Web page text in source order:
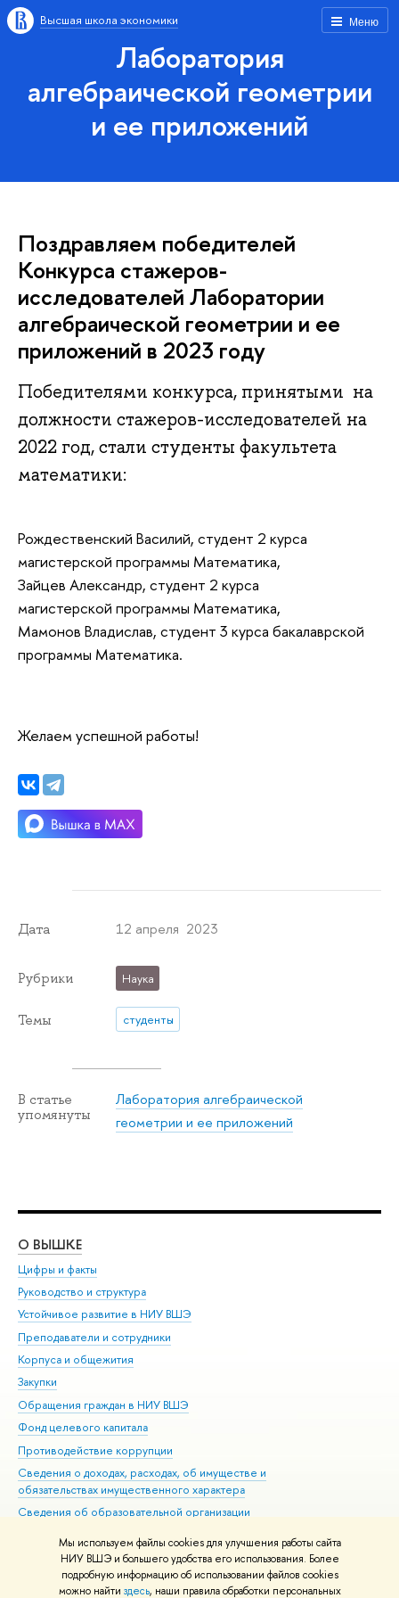
Мы используем файлы cookies для улучшения работы сайта
НИУ ВШЭ и большего удобства его использования. Более
подробную информацию об использовании файлов cookies
можно найти здесь, наши правила обработки персональных
Меню
Высшая школа экономики
Лаборатория
алгебраической геометрии
и ее приложений
Поздравляем победителей
Конкурса стажеров-
исследователей Лаборатории
алгебраической геометрии и ее
приложений в 2023 году
Победителями конкурса, принятыми на
должности стажеров-исследователей на
2022 год, стали студенты факультета
математики:
Рождественский Василий, студент 2 курса
магистерской программы Математика,
Зайцев Александр, студент 2 курса
магистерской программы Математика,
Мамонов Владислав, студент 3 курса бакалаврской
программы Математика.
Желаем успешной работы!
Дата 12 апреля 2023
Рубрики Наука
Темы студенты
В статье
упомянуты
Лаборатория алгебраической
геометрии и ее приложений
О ВЫШКЕ
Цифры и факты
Руководство и структура
Устойчивое развитие в НИУ ВШЭ
Преподаватели и сотрудники
Корпуса и общежития
Закупки
Обращения граждан в НИУ ВШЭ
Фонд целевого капитала
Противодействие коррупции
Сведения о доходах, расходах, об имуществе и
обязательствах имущественного характера
Сведения об образовательной организации
Людям с ограниченными возможностями здоровья
Единая платежная страница
Работа в Вышке